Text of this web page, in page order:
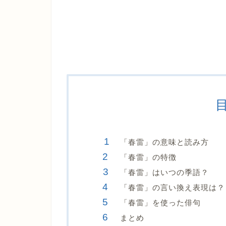
「春雷」の意味と読み方
「春雷」の特徴
「春雷」はいつの季語？
「春雷」の言い換え表現は？
「春雷」を使った俳句
まとめ